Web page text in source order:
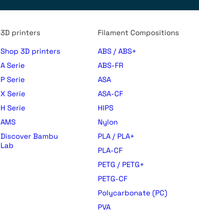
3D printers
Shop 3D printers
A Serie
P Serie
X Serie
H Serie
AMS
Discover Bambu
Lab
Filament Compositions
ABS / ABS+
ABS-FR
ASA
ASA-CF
HIPS
Nylon
PLA / PLA+
PLA-CF
PETG / PETG+
PETG-CF
Polycarbonate (PC)
PVA